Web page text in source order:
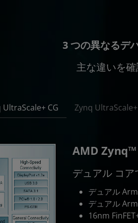
3 つの異なるデ
主な違いを
UltraScale+ CG Zynq UltraScale+
AMD
デュアル コ
デュアル
デュアル
16nm